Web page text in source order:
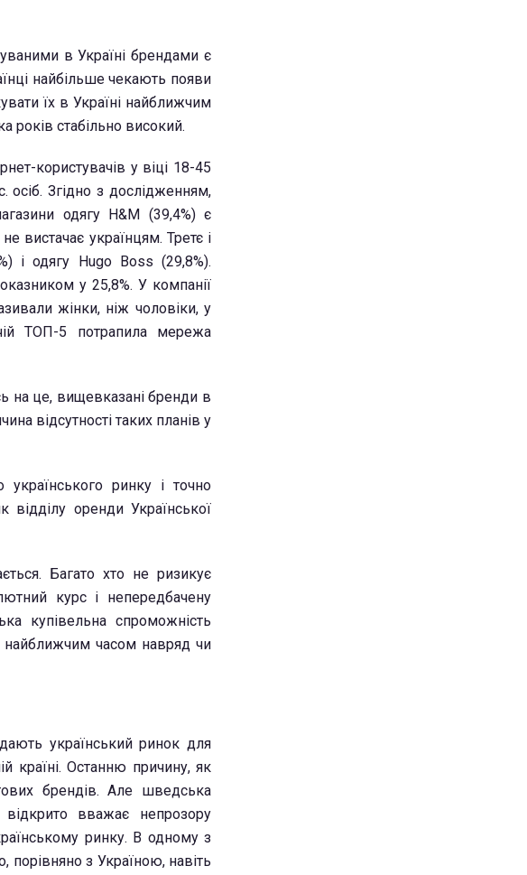
в Україні брендами є
найбільше чекають появи
їх в Україні найближчим
років стабільно високий.
користувачів у віці 18-45
Згідно з дослідженням,
одягу H&M (39,4%) є
вистачає українцям. Третє і
і одягу Hugo Boss (29,8%).
у 25,8%. У компанії
жінки, ніж чоловіки, у
ТОП-5 потрапила мережа
на це, вищевказані бренди в
відсутності таких планів у
ринку і точно
відділу оренди Української
Багато хто не ризикує
курс і непередбачену
купівельна спроможність
найближчим часом навряд чи
український ринок для
країні. Останню причину, як
брендів. Але шведська
вважає непрозору
ринку. В одному з
порівняно з Україною, навіть